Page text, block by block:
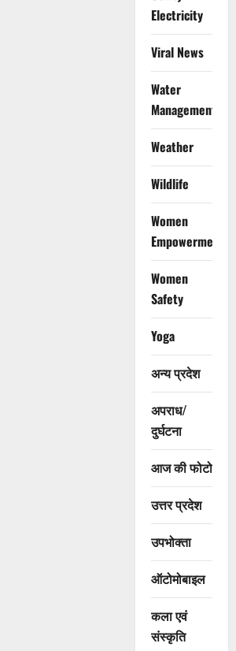
Electricity
Viral News
Water
Management
Weather
Wildlife
Women
Empowerment
Women
Safety
Yoga
अन्य प्रदेश
अपराध/
दुर्घटना
आज की फोटो
उत्तर प्रदेश
उपभोक्ता
ऑटोमोबाइल
कला एवं
संस्कृति